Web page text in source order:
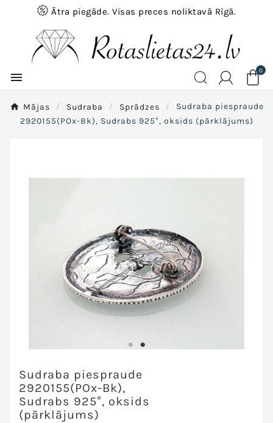
Ātra piegāde. Visas preces noliktavā Rīgā.
 0
Mājas Sudraba Sprādzes
Sudraba piespraude
2920155(POx-Bk), Sudrabs 925°, oksids (pārklājums)
Sudraba piespraude
2920155(POx-Bk),
Sudrabs 925°, oksids
(pārklājums)